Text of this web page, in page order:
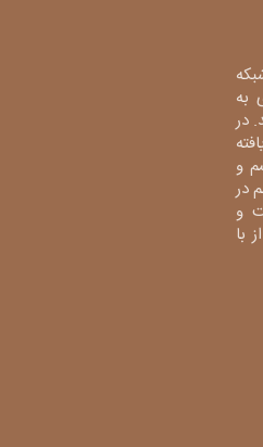
به
در
و
در
و
از با